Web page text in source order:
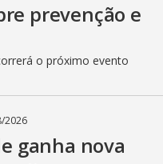
prevenção e
o próximo evento
2026
ganha nova